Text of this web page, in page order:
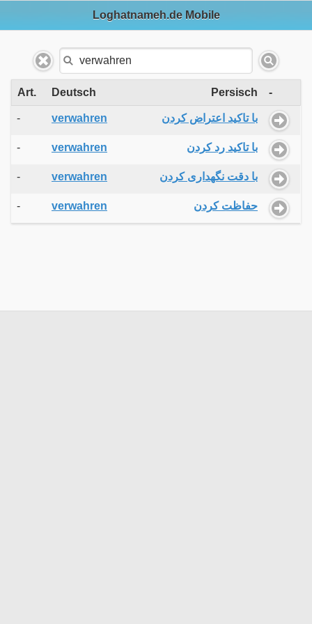
Loghatnameh.de Mobile
Art. Deutsch Persisch -
- verwahren با تاکید اعتراض کردن
- verwahren با تاکید رد کردن
- verwahren با دقت نگهداری کردن
- verwahren حفاظت کردن